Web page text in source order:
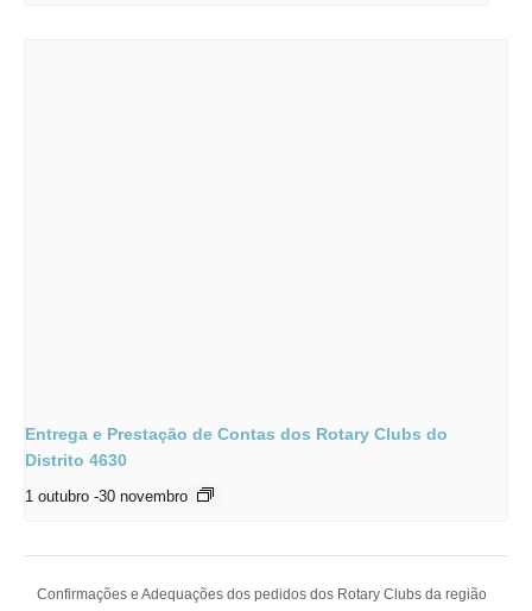
Entrega e Prestação de Contas dos Rotary Clubs do
Distrito 4630
1 outubro -30 novembro
Confirmações e Adequações dos pedidos dos Rotary Clubs da região